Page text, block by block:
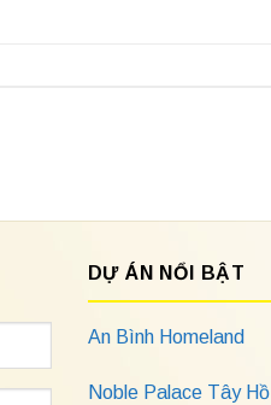
DỰ ÁN NỔI BẬT
An Bình Homeland
Noble Palace Tây Hồ